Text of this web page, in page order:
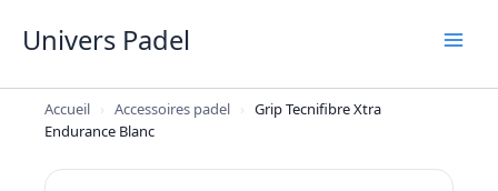
Univers Padel
Accueil › Accessoires padel › Grip Tecnifibre Xtra
Endurance Blanc